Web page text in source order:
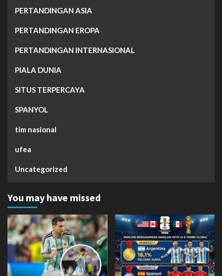
PERTANDINGAN ASIA
PERTANDINGAN EROPA
PERTANDINGAN INTERNASIONAL
PIALA DUNIA
SITUS TERPERCAYA
SPANYOL
tim nasional
ufea
Uncategorized
You may have missed